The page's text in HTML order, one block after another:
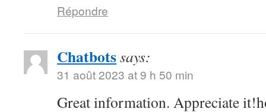
Répondre
Chatbotssays:
31 août 2023 at 9 h 50 min
Great information. Appreciate